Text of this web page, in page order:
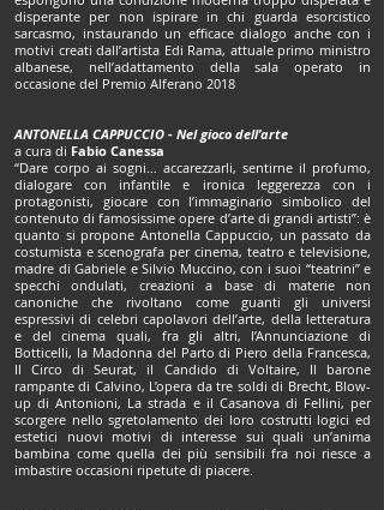
disperante per non ispirare in chi guarda esorcistico
sarcasmo, instaurando un efficace dialogo anche con i
motivi creati dall’artista Edi Rama, attuale primo ministro
albanese, nell’adattamento della sala operato in
occasione del Premio Alferano 2018
ANTONELLA CAPPUCCIO - Nel gioco dell’arte
a cura di Fabio Canessa
“Dare corpo ai sogni… accarezzarli, sentirne il profumo,
dialogare con infantile e ironica leggerezza con i
protagonisti, giocare con l’immaginario simbolico del
contenuto di famosissime opere d’arte di grandi artisti”: è
quanto si propone Antonella Cappuccio, un passato da
costumista e scenografa per cinema, teatro e televisione,
madre di Gabriele e Silvio Muccino, con i suoi “teatrini” e
specchi ondulati, creazioni a base di materie non
canoniche che rivoltano come guanti gli universi
espressivi di celebri capolavori dell’arte, della letteratura
e del cinema quali, fra gli altri, l’Annunciazione di
Botticelli, la Madonna del Parto di Piero della Francesca,
Il Circo di Seurat, il Candido di Voltaire, Il barone
rampante di Calvino, L’opera da tre soldi di Brecht, Blow-
up di Antonioni, La strada e il Casanova di Fellini, per
scorgere nello sgretolamento dei loro costrutti logici ed
estetici nuovi motivi di interesse sui quali un’anima
bambina come quella dei più sensibili fra noi riesce a
imbastire occasioni ripetute di piacere.